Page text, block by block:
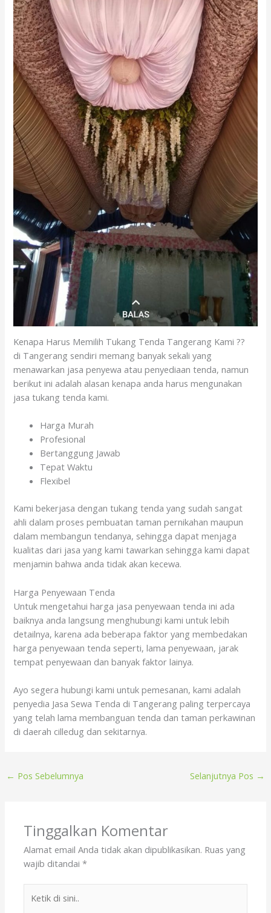
Kenapa Harus Memilih Tukang Tenda Tangerang Kami ??
di Tangerang sendiri memang banyak sekali yang
menawarkan jasa penyewa atau penyediaan tenda, namun
berikut ini adalah alasan kenapa anda harus mengunakan
jasa tukang tenda kami.
Harga Murah
Profesional
Bertanggung Jawab
Tepat Waktu
Flexibel
Kami bekerjasa dengan tukang tenda yang sudah sangat
ahli dalam proses pembuatan taman pernikahan maupun
dalam membangun tendanya, sehingga dapat menjaga
kualitas dari jasa yang kami tawarkan sehingga kami dapat
menjamin bahwa anda tidak akan kecewa.
Harga Penyewaan Tenda
Untuk mengetahui harga jasa penyewaan tenda ini ada
baiknya anda langsung menghubungi kami untuk lebih
detailnya, karena ada beberapa faktor yang membedakan
harga penyewaan tenda seperti, lama penyewaan, jarak
tempat penyewaan dan banyak faktor lainya.
Ayo segera hubungi kami untuk pemesanan, kami adalah
penyedia Jasa Sewa Tenda di Tangerang paling terpercaya
yang telah lama membanguan tenda dan taman perkawinan
di daerah cilledug dan sekitarnya.
← Pos Sebelumnya Selanjutnya Pos →
Tinggalkan Komentar
Alamat email Anda tidak akan dipublikasikan. Ruas yang
wajib ditandai*